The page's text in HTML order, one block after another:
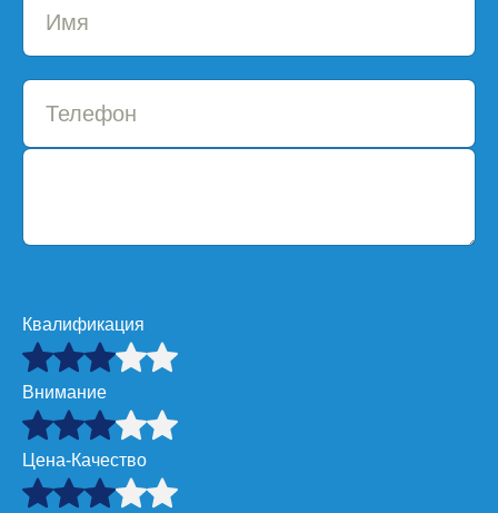
Квалификация
Внимание
Цена-Качество